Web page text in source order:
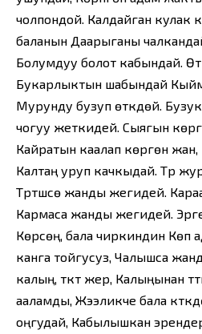
чолпондой. Калдайган кулак
баланын Даарыганы
Болумдуу болот кабындай.
Букарлыктын шабындай
Мурунду бузуп өткүдөй.
чогуу жеткидей. Сыягын
Кайратын каалап көргөн жан,
Калтаң уруп качкыдай. Түрү
Түртүшсө жанды жегидей.
Кармаса жанды жегидей.
Көрсөң, бала чиркиндин Көп
канга тойгусуз, Чалышса
калың, түктүү жер, Калыңынан
ааламды, Жээликче бала
оңгудай, Кабылышкан